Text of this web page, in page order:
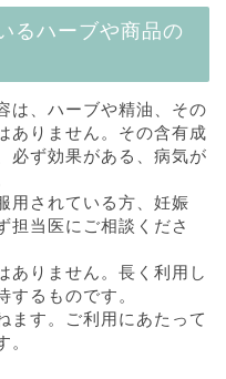
るハーブや商品の
は、ハーブや精油、その
ありません。その含有成
必ず効果がある、病気が
用されている方、妊娠
担当医にご相談くださ
ありません。長く利用し
するものです。
ます。ご利用にあたって
。